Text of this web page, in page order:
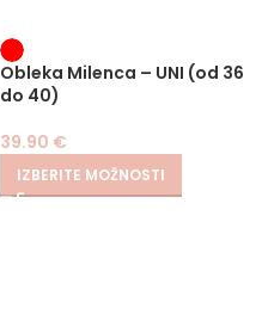
Obleka Milenca – UNI (od 36
do 40)
39.90 €
IZBERITE MOŽNOSTI